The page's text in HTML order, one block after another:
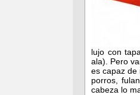
lujo con
ala). Pero
es capaz de
porros,
cabeza lo